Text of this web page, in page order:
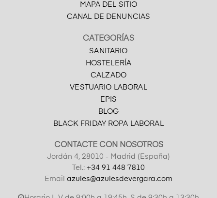
MAPA DEL SITIO
CANAL DE DENUNCIAS
CATEGORÍAS
SANITARIO
HOSTELERÍA
CALZADO
VESTUARIO LABORAL
EPIS
BLOG
BLACK FRIDAY ROPA LABORAL
CONTACTE CON NOSOTROS
Jordán 4, 28010 - Madrid (España)
Tel.: +34 91 448 7810
Email azules@azulesdevergara.com